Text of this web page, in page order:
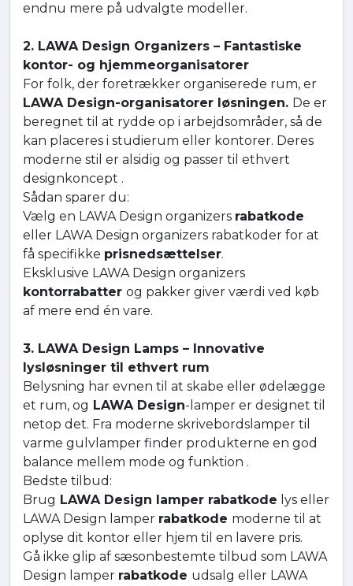
endnu mere på udvalgte modeller.
2. LAWA Design Organizers – Fantastiske
kontor- og hjemmeorganisatorer
For folk, der foretrækker organiserede rum, er
LAWA Design-organisatorer løsningen. De er
beregnet til at rydde op i arbejdsområder, så de
kan placeres i studierum eller kontorer. Deres
moderne stil er alsidig og passer til ethvert
designkoncept .
Sådan sparer du:
Vælg en LAWA Design organizers rabatkode
eller LAWA Design organizers rabatkoder for at
få specifikke prisnedsættelser.
Eksklusive LAWA Design organizers
kontorrabatter og pakker giver værdi ved køb
af mere end én vare.
3. LAWA Design Lamps – Innovative
lysløsninger til ethvert rum
Belysning har evnen til at skabe eller ødelægge
et rum, og LAWA Design-lamper er designet til
netop det. Fra moderne skrivebordslamper til
varme gulvlamper finder produkterne en god
balance mellem mode og funktion .
Bedste tilbud:
Brug LAWA Design lamper rabatkode lys eller
LAWA Design lamper rabatkode moderne til at
oplyse dit kontor eller hjem til en lavere pris.
Gå ikke glip af sæsonbestemte tilbud som LAWA
Design lamper rabatkode udsalg eller LAWA